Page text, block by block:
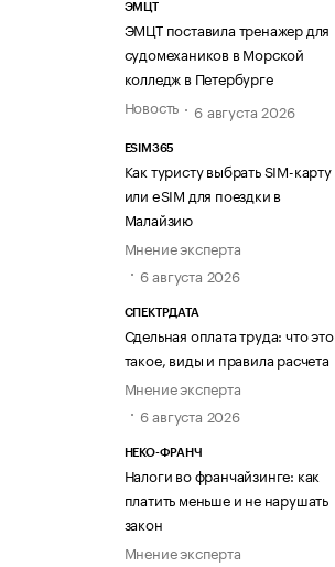
ЭМЦТ
ЭМЦТ поставила тренажер для
судомехаников в Морской
колледж в Петербурге
Новость
6 августа 2026
ESIM365
Как туристу выбрать SIM-карту
или eSIM для поездки в
Малайзию
Мнение эксперта
6 августа 2026
СПЕКТРДАТА
Сдельная оплата труда: что это
такое, виды и правила расчета
Мнение эксперта
6 августа 2026
НЕКО-ФРАНЧ
Налоги во франчайзинге: как
платить меньше и не нарушать
закон
Мнение эксперта